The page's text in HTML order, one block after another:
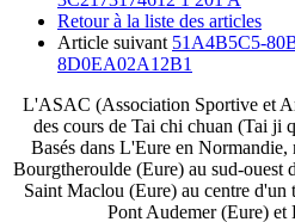
Retour à la liste des articles
Article suivant 51A4B5C5-
8D0EA02A12B1
L'ASAC (Association Sportive et
des cours de Tai chi chuan (Tai ji
Basés dans L'Eure en Normandie,
Bourgtheroulde (Eure) au sud-ouest
Saint Maclou (Eure) au centre
Pont Audemer (Eure) et